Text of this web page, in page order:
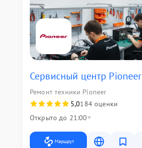
Сервисный центр Pioneer
Ремонт техники Pioneer
5,0184 оценки
Открыто до 21:00
Маршрут